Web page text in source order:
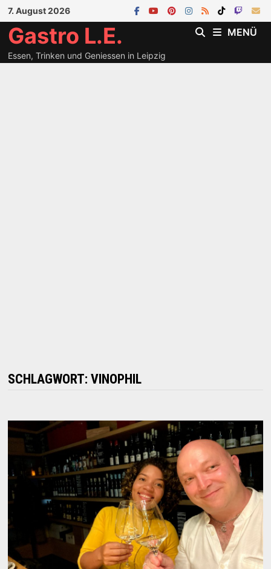
Zum
Inhalt
springen
7. August 2026
Gastro L.E.
Essen, Trinken und Geniessen in Leipzig
MENÜ
SCHLAGWORT: VINOPHIL